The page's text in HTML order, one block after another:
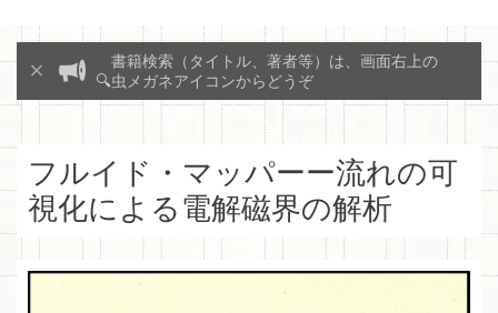
書籍検索（タイトル、著者等）は、画面右上の
🔍虫メガネアイコンからどうぞ
フルイド・マッパーー流れの可
視化による電解磁界の解析